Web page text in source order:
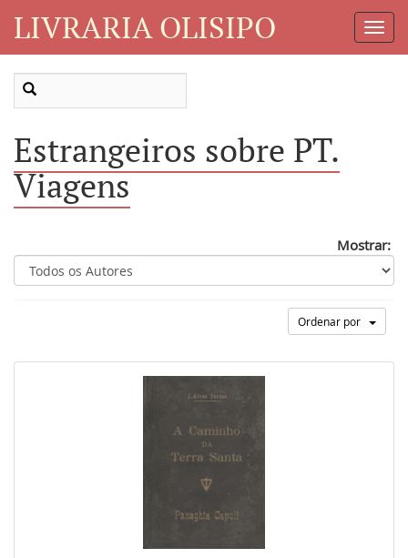
LIVRARIA OLISIPO
Estrangeiros sobre PT.
Viagens
Mostrar:
Ordenar por